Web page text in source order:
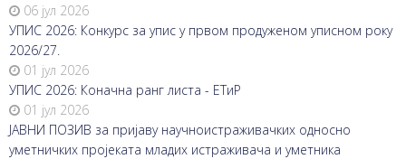
06 јул 2026
УПИС 2026: Конкурс за упис у првом продуженом уписном року
2026/27.
01 јул 2026
УПИС 2026: Коначна ранг листа - ЕТиР
01 јул 2026
ЈАВНИ ПОЗИВ за пријаву научноистраживачких односно
уметничких пројеката младих истраживача и уметника